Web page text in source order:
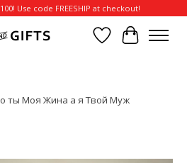
Use code FREESHIP at checkout!
Отложенные
Корзина
ты Моя Жина а я Твой Муж